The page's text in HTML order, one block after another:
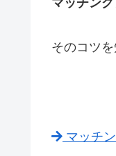
そのコツ
マッチ